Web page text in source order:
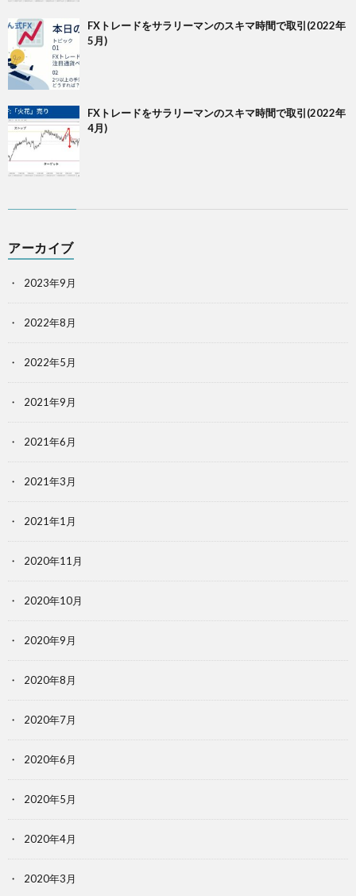
FXトレードをサラリーマンのスキマ時間で取引(2022年
5月)
FXトレードをサラリーマンのスキマ時間で取引(2022年
4月)
アーカイブ
2023年9月
2022年8月
2022年5月
2021年9月
2021年6月
2021年3月
2021年1月
2020年11月
2020年10月
2020年9月
2020年8月
2020年7月
2020年6月
2020年5月
2020年4月
2020年3月